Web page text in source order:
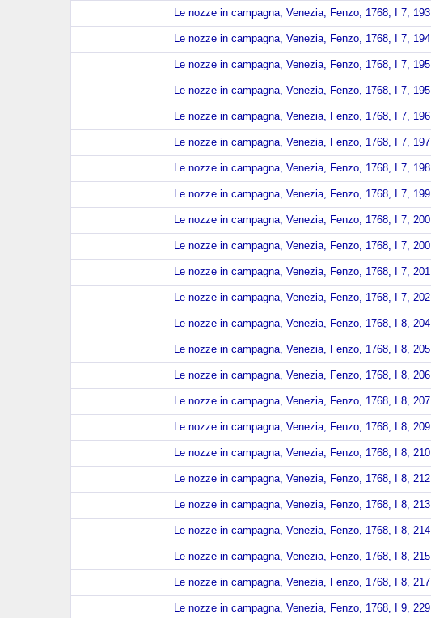
Le nozze in campagna, Venezia, Fenzo, 1768, I 7, 193
Le nozze in campagna, Venezia, Fenzo, 1768, I 7, 194
Le nozze in campagna, Venezia, Fenzo, 1768, I 7, 195
Le nozze in campagna, Venezia, Fenzo, 1768, I 7, 195
Le nozze in campagna, Venezia, Fenzo, 1768, I 7, 196
Le nozze in campagna, Venezia, Fenzo, 1768, I 7, 197
Le nozze in campagna, Venezia, Fenzo, 1768, I 7, 198
Le nozze in campagna, Venezia, Fenzo, 1768, I 7, 199
Le nozze in campagna, Venezia, Fenzo, 1768, I 7, 200
Le nozze in campagna, Venezia, Fenzo, 1768, I 7, 200
Le nozze in campagna, Venezia, Fenzo, 1768, I 7, 201
Le nozze in campagna, Venezia, Fenzo, 1768, I 7, 202
Le nozze in campagna, Venezia, Fenzo, 1768, I 8, 204
Le nozze in campagna, Venezia, Fenzo, 1768, I 8, 205
Le nozze in campagna, Venezia, Fenzo, 1768, I 8, 206
Le nozze in campagna, Venezia, Fenzo, 1768, I 8, 207
Le nozze in campagna, Venezia, Fenzo, 1768, I 8, 209
Le nozze in campagna, Venezia, Fenzo, 1768, I 8, 210
Le nozze in campagna, Venezia, Fenzo, 1768, I 8, 212
Le nozze in campagna, Venezia, Fenzo, 1768, I 8, 213
Le nozze in campagna, Venezia, Fenzo, 1768, I 8, 214
Le nozze in campagna, Venezia, Fenzo, 1768, I 8, 215
Le nozze in campagna, Venezia, Fenzo, 1768, I 8, 217
Le nozze in campagna, Venezia, Fenzo, 1768, I 9, 229